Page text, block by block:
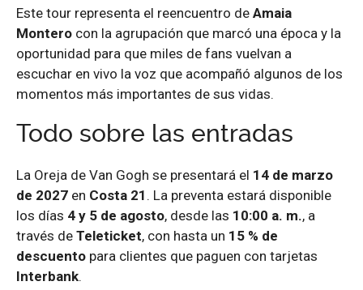
Este tour representa el reencuentro de Amaia
Montero con la agrupación que marcó una época y la
oportunidad para que miles de fans vuelvan a
escuchar en vivo la voz que acompañó algunos de los
momentos más importantes de sus vidas.
Todo sobre las entradas
La Oreja de Van Gogh se presentará el 14 de marzo
de 2027 en Costa 21 . La preventa estará disponible
los días 4 y 5 de agosto, desde las 10:00 a. m., a
través de Teleticket, con hasta un 15 % de
descuento para clientes que paguen con tarjetas
Interbank.